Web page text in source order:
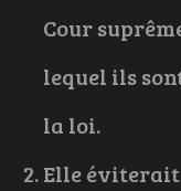
Cour
lequel ils
la loi.
Elle éviterait